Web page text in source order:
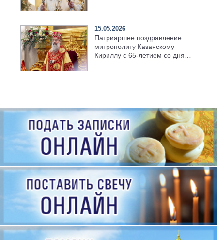
15.05.2026
Патриаршее поздравление
митрополиту Казанскому
Кириллу с 65-летием со дня